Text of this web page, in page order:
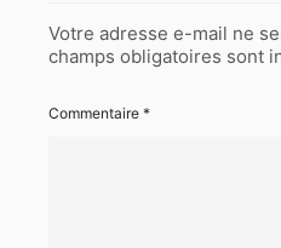
Votre adresse e-mail ne
champs obligatoires sont
Commentaire *